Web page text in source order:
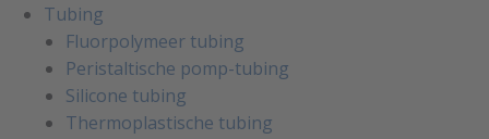
Tubing
Fluorpolymeer tubing
Peristaltische pomp-tubing
Silicone tubing
Thermoplastische tubing